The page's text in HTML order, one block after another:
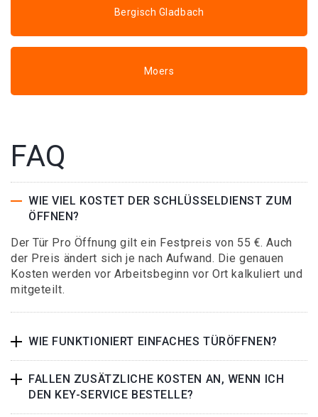
Bergisch Gladbach
Moers
FAQ
WIE VIEL KOSTET DER SCHLÜSSELDIENST ZUM
ÖFFNEN?
Der Tür Pro Öffnung gilt ein Festpreis von 55 €. Auch
der Preis ändert sich je nach Aufwand. Die genauen
Kosten werden vor Arbeitsbeginn vor Ort kalkuliert und
mitgeteilt.
WIE FUNKTIONIERT EINFACHES TÜRÖFFNEN?
FALLEN ZUSÄTZLICHE KOSTEN AN, WENN ICH
DEN KEY-SERVICE BESTELLE?